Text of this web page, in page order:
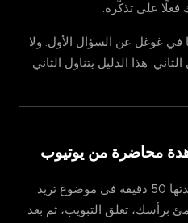
على تذكّره.
في غوغل عن السؤال الأول. ولا
هذا الدليل يتناول الثاني.
محاضرة من يوتيوب
لقد جرّبت ذلك. كلمة افتتاحية مدتها 50 دقيقة في موضوع تريد
برأسك، تغلق التبويب، ثم بعد